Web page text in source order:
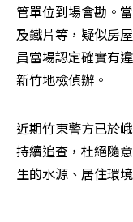
管單位到場會勘。
及鐵片等，疑似房
員當場認定確實有
新竹地檢偵辦。
近期竹東警方已於
持續追查，杜絕隨
生的水源、居住環